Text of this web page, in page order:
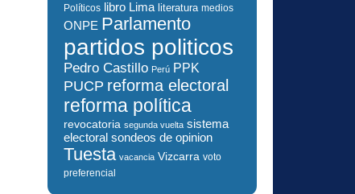
Políticos libro Lima literatura medios
ONPE Parlamento
partidos politicos
Pedro Castillo Perú PPK
PUCP reforma electoral
reforma política
revocatoria segunda vuelta sistema
electoral sondeos de opinion
Tuesta vacancia Vizcarra voto
preferencial